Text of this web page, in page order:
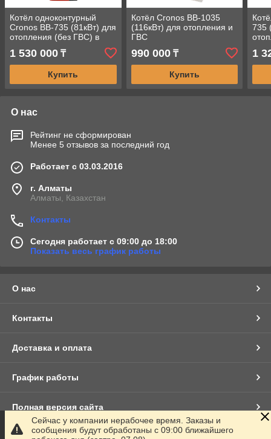
Котёл одноконтурный
Cronos BB-735 (81кВт) для
отопления (без ГВС) в
комплекте с газовой
горелкой (Италия)
1 530 000 ₸
Купить
Котёл Cronos BB-1035
(116кВт) для отопления и
ГВС
990 000₸
Купить
735
1
О нас
Рейтинг не сформирован
Менее 5 отзывов за последний год
Работает с 03.03.2016
г. Алматы
Алматы, Казахстан
Контакты
Сегодня работает с 09:00 до 18:00
Показать весь график работы
О нас
Контакты
Доставка и оплата
График работы
Полная версия сайта
Сайт создан на маркетплейсеSatu.kz
Сейчас у компании нерабочее время. Заказы и
сообщения будут обработаны с 09:00 ближайшего